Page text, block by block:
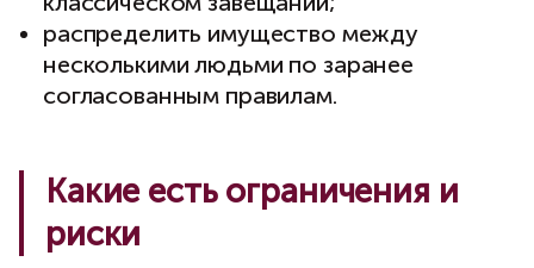
распределить имущество между
несколькими людьми по заранее
согласованным правилам.
Какие есть ограничения и
риски